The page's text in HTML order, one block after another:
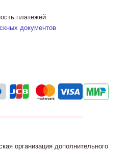
платежей
документов
организация дополнительного